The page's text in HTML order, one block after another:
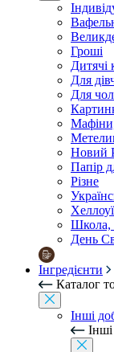
Гроші
Дитячі
Для
Для
Новий
Папір
Різне
Школа,
День
Інгредієнти
Каталог
Інші